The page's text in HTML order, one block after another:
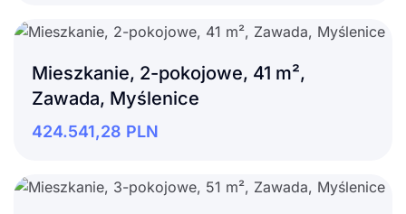
Mieszkanie, 2-pokojowe, 41 m²,
Zawada, Myślenice
424.541,28 PLN